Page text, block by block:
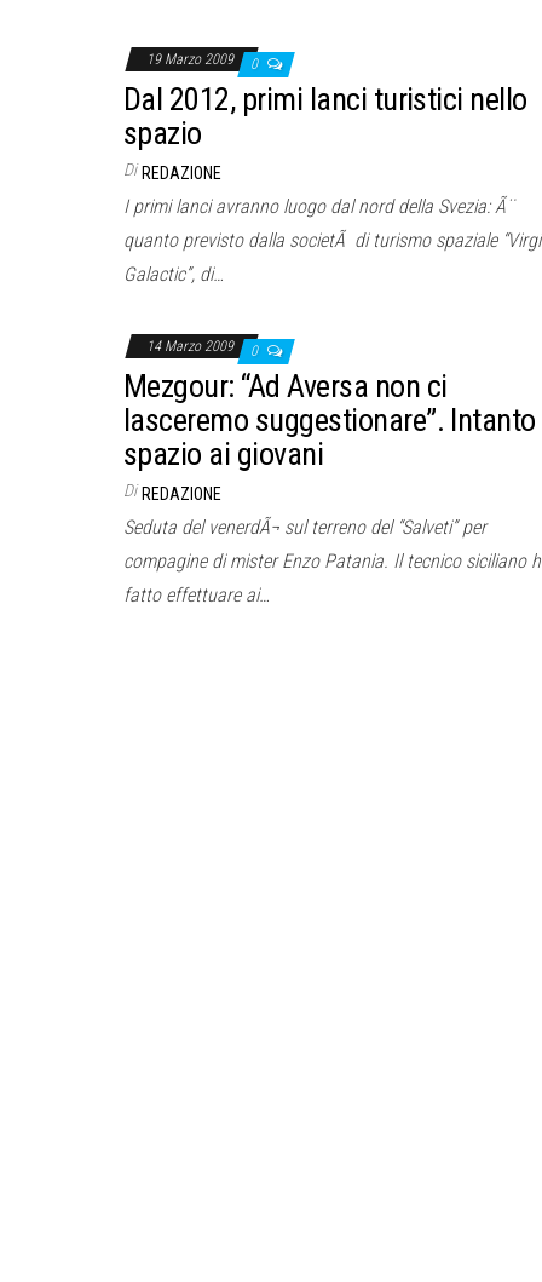
19 Marzo 2009 0
Dal 2012, primi lanci turistici nello
spazio
Di REDAZIONE
I primi lanci avranno luogo dal nord della Svezia: Ã¨
quanto previsto dalla societÃ di turismo spaziale
Galactic”, di…
14 Marzo 2009 0
Mezgour: “Ad Aversa non ci
lasceremo suggestionare”. Intanto
spazio ai giovani
Di REDAZIONE
Seduta del venerdÃ¬ sul terreno del “Salveti” per
compagine di mister Enzo Patania. Il tecnico siciliano
fatto effettuare ai…